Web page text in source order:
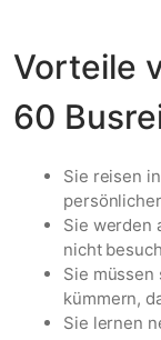
Vorteile
60
Sie reisen
Sie werden
nicht
Sie müssen
kümmern,
Sie lernen